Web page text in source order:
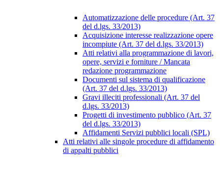
Automatizzazione delle procedure (Art. 37
del d.lgs. 33/2013)
Acquisizione interesse realizzazione opere
incompiute (Art. 37 del d.lgs. 33/2013)
Atti relativi alla programmazione di lavori,
opere, servizi e forniture / Mancata
redazione programmazione
Documenti sul sistema di qualificazione
(Art. 37 del d.lgs. 33/2013)
Gravi illeciti professionali (Art. 37 del
d.lgs. 33/2013)
Progetti di investimento pubblico (Art. 37
del d.lgs. 33/2013)
Affidamenti Servizi pubblici locali (SPL)
Atti relativi alle singole procedure di affidamento
di appalti pubblici